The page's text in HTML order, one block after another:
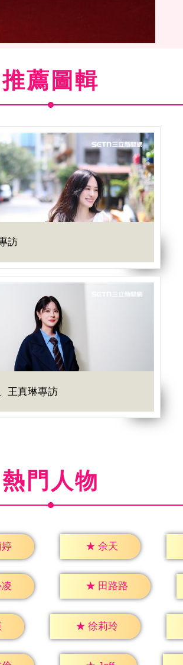
覽會與粉絲見面。（記者邱榮吉/攝
推薦圖輯
訪
王真琳專訪
熱門人物
★ 余天
★ 田路路
★ 徐莉玲